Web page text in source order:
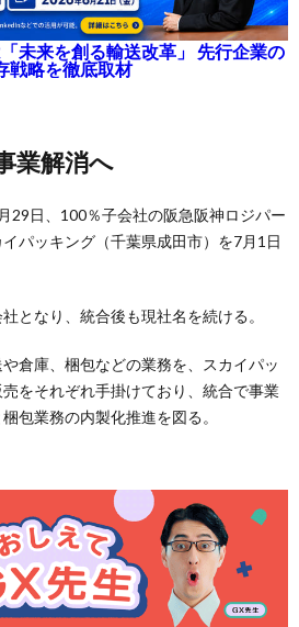
未来を創る輸送改革」 先行企業の
戦略を徹底取材
業解消へ
29日、100％子会社の阪急阪神ロジパー
パッキング（千葉県成田市）を7月1日
となり、統合後も現社名を続ける。
倉庫、梱包などの業務を、スカイパッ
をそれぞれ手掛けており、統合で事業
包業務の内製化推進を図る。